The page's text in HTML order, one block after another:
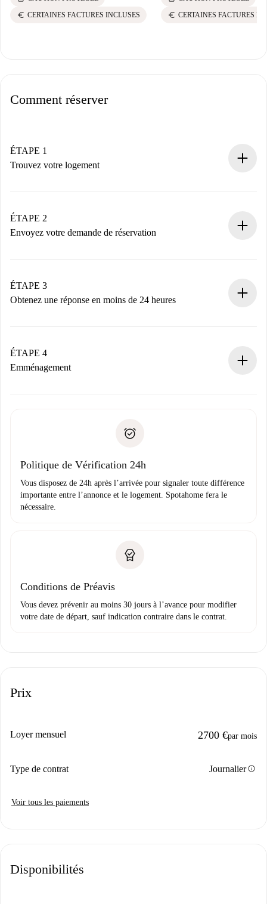
euro CERTAINES FACTURES INCLUSES euro CERTAINES FACTURES
Comment réserver
ÉTAPE 1
Trouvez votre logement
Vous disposez à l’avance de toutes les informations
nécessaires.
ÉTAPE 2
Envoyez votre demande de réservation
Nous ne vous facturerons rien tant que le propriétaire
n’aura pas accepté.
ÉTAPE 3
Obtenez une réponse en moins de 24 heures
contact avec le propriétaire.
Si refusé : aucun prélèvement et nous vous proposerons
Justificatif de solvabilité
ÉTAPE 4
Emménagement
uniquement si aucun problème n'est signalé.
Politique de Vérification 24h
Vous disposez de 24h après l’arrivée pour signaler toute différence
importante entre l’annonce et le logement. Spotahome fera le
nécessaire.
Conditions de Préavis
Vous devez prévenir au moins 30 jours à l’avance pour modifier
votre date de départ, sauf indication contraire dans le contrat.
Prix
Loyer mensuel 2700 €par mois
Type de contrat Journalierinfo
Voir tous les paiements
Disponibilités